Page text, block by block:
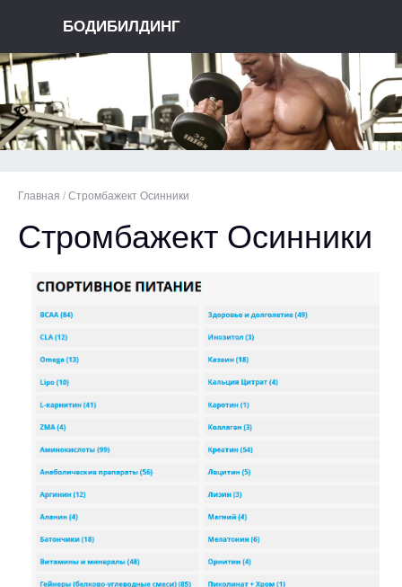
БОДИБИЛДИНГ
Главная / Стромбажект Осинники
Стромбажект Осинники